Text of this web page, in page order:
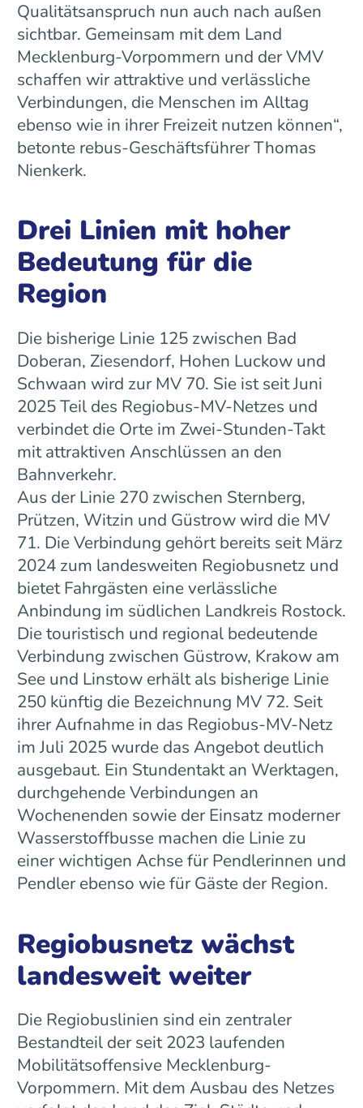
Qualitätsanspruch nun auch nach außen
sichtbar. Gemeinsam mit dem Land
Mecklenburg-Vorpommern und der VMV
schaffen wir attraktive und verlässliche
Verbindungen, die Menschen im Alltag
ebenso wie in ihrer Freizeit nutzen können“,
betonte rebus-Geschäftsführer Thomas
Nienkerk.
Drei Linien mit hoher
Bedeutung für die
Region
Die bisherige Linie 125 zwischen Bad
Doberan, Ziesendorf, Hohen Luckow und
Schwaan wird zur MV 70. Sie ist seit Juni
2025 Teil des Regiobus-MV-Netzes und
verbindet die Orte im Zwei-Stunden-Takt
mit attraktiven Anschlüssen an den
Bahnverkehr.
Aus der Linie 270 zwischen Sternberg,
Prützen, Witzin und Güstrow wird die MV
71. Die Verbindung gehört bereits seit März
2024 zum landesweiten Regiobusnetz und
bietet Fahrgästen eine verlässliche
Anbindung im südlichen Landkreis Rostock.
Die touristisch und regional bedeutende
Verbindung zwischen Güstrow, Krakow am
See und Linstow erhält als bisherige Linie
250 künftig die Bezeichnung MV 72. Seit
ihrer Aufnahme in das Regiobus-MV-Netz
im Juli 2025 wurde das Angebot deutlich
ausgebaut. Ein Stundentakt an Werktagen,
durchgehende Verbindungen an
Wochenenden sowie der Einsatz moderner
Wasserstoffbusse machen die Linie zu
einer wichtigen Achse für Pendlerinnen und
Pendler ebenso wie für Gäste der Region.
Regiobusnetz wächst
landesweit weiter
Die Regiobuslinien sind ein zentraler
Bestandteil der seit 2023 laufenden
Mobilitätsoffensive Mecklenburg-
Vorpommern. Mit dem Ausbau des Netzes